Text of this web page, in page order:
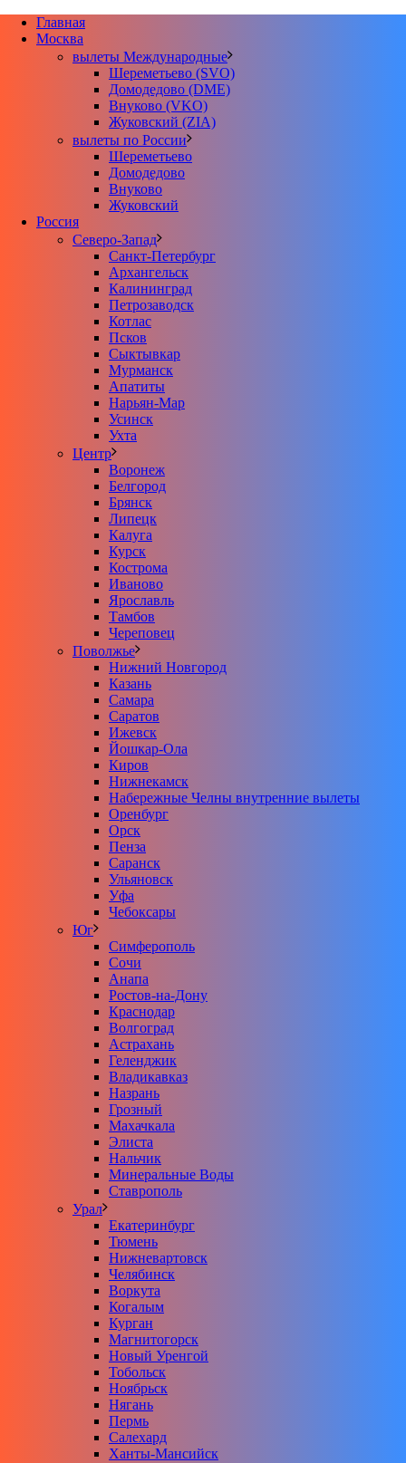
Главная
Москва
вылеты Международные
Шереметьево (SVO)
Домодедово (DME)
Внуково (VKO)
Жуковский (ZIA)
вылеты по России
Шереметьево
Домодедово
Внуково
Жуковский
Россия
Северо-Запад
Санкт-Петербург
Архангельск
Калининград
Петрозаводск
Котлас
Псков
Сыктывкар
Мурманск
Апатиты
Нарьян-Мар
Усинск
Ухта
Центр
Воронеж
Белгород
Брянск
Липецк
Калуга
Курск
Кострома
Иваново
Ярославль
Тамбов
Череповец
Поволжье
Нижний Новгород
Казань
Самара
Саратов
Ижевск
Йошкар-Ола
Киров
Нижнекамск
Набережные Челны внутренние вылеты
Оренбург
Орск
Пенза
Саранск
Ульяновск
Уфа
Чебоксары
Юг
Симферополь
Сочи
Анапа
Ростов-на-Дону
Краснодар
Волгоград
Астрахань
Геленджик
Владикавказ
Назрань
Грозный
Махачкала
Элиста
Нальчик
Минеральные Воды
Ставрополь
Урал
Екатеринбург
Тюмень
Нижневартовск
Челябинск
Воркута
Когалым
Курган
Магнитогорск
Новый Уренгой
Тобольск
Ноябрьск
Нягань
Пермь
Салехард
Ханты-Мансийск